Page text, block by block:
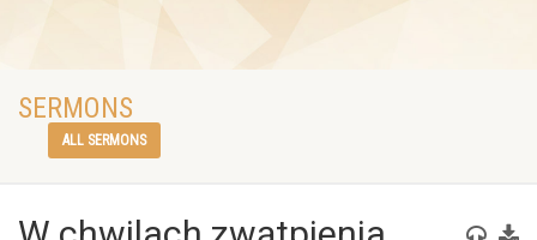
SERMONS
ALL SERMONS